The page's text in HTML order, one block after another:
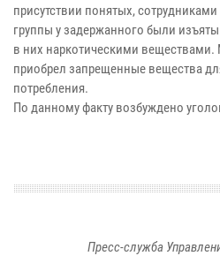
присутствии понятых,
группы у задержанного были
в них наркотическими веществами.
приобрел запрещенные вещества
потребления.
По данному факту возбуждено
Пресс-служба